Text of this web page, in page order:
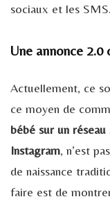
sociaux et les SMS.
Une annonce 2.0
Actuellement, ce
ce moyen de
bébé sur un
Instagram, n’est
de naissance
faire est de